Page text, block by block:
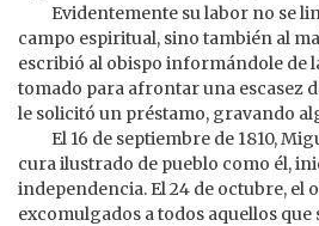
Evidentemente su labor no se
campo espiritual, sino también al
escribió al obispo informándole de
tomado para afrontar una escasez
le solicitó un préstamo, gravando
El 16 de septiembre de 1810,
cura ilustrado de pueblo como él,
independencia. El 24 de octubre, el
excomulgados a todos aquellos